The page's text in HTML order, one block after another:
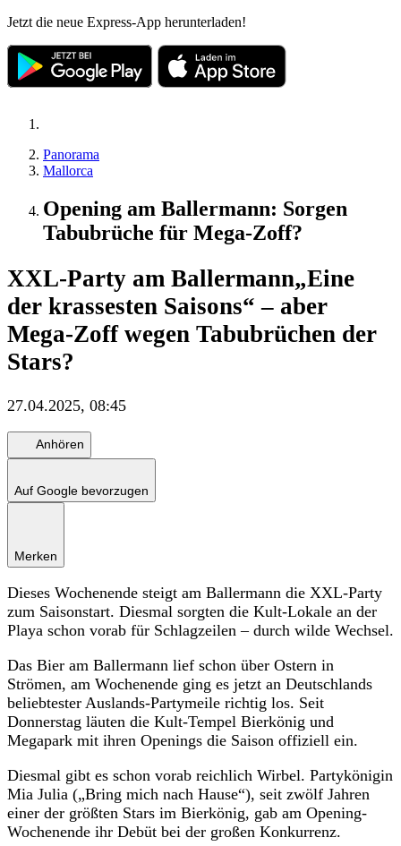
Jetzt die neue Express-App herunterladen!
Panorama
Mallorca
Opening am Ballermann: Sorgen
Tabubrüche für Mega-Zoff?
XXL-Party am Ballermann„Eine
der krassesten Saisons“ – aber
Mega-Zoff wegen Tabubrüchen der
Stars?
27.04.2025, 08:45
Anhören
Auf Google bevorzugen
Merken
Dieses Wochenende steigt am Ballermann die XXL-Party
zum Saisonstart. Diesmal sorgten die Kult-Lokale an der
Playa schon vorab für Schlagzeilen – durch wilde Wechsel.
Das Bier am Ballermann lief schon über Ostern in
Strömen, am Wochenende ging es jetzt an Deutschlands
beliebtester Auslands-Partymeile richtig los. Seit
Donnerstag läuten die Kult-Tempel Bierkönig und
Megapark mit ihren Openings die Saison offiziell ein.
Diesmal gibt es schon vorab reichlich Wirbel. Partykönigin
Mia Julia („Bring mich nach Hause“), seit zwölf Jahren
einer der größten Stars im Bierkönig, gab am Opening-
Wochenende ihr Debüt bei der großen Konkurrenz.